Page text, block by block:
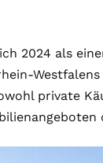
2024 als
private